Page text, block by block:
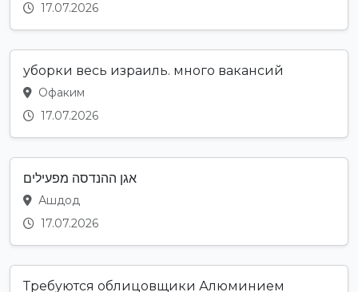
17.07.2026
уборки весь израиль. много вакансий
Офаким
17.07.2026
אגן ההנדסה מפעילים
Ашдод
17.07.2026
Требуются облицовщики Алюминием